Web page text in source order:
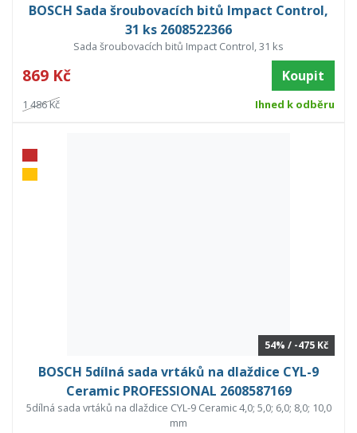
BOSCH Sada šroubovacích bitů Impact Control,
31 ks 2608522366
Sada šroubovacích bitů Impact Control, 31 ks
869 Kč Koupit
1 486 Kč Ihned k odběru
54% / -475 Kč
BOSCH 5dílná sada vrtáků na dlaždice CYL-9
Ceramic PROFESSIONAL 2608587169
5dílná sada vrtáků na dlaždice CYL-9 Ceramic 4,0; 5,0; 6,0; 8,0; 10,0
mm